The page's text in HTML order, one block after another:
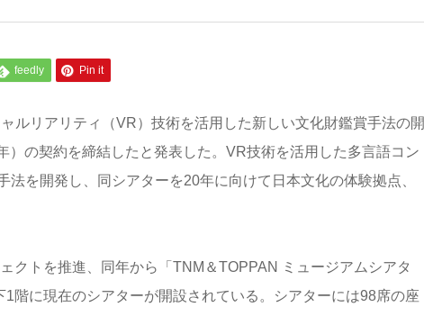
feedly Pin it
ルリアリティ（VR）技術を活用した新しい文化財鑑賞手法の開
の契約を締結したと発表した。VR技術を活用した多言語コン
を開発し、同シアターを20年に向けて日本文化の体験拠点、
クトを推進、同年から「TNM＆TOPPAN ミュージアムシアタ
階に現在のシアターが開設されている。シアターには98席の座